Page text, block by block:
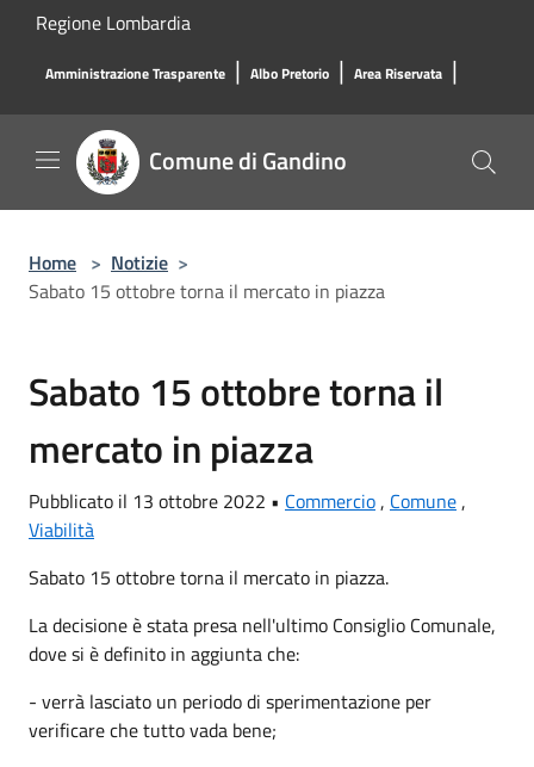
Salta al contenuto principale
Regione Lombardia
Amministrazione Trasparente | Albo Pretorio | Area Riservata |
Comune di Gandino
Home > Notizie >
Sabato 15 ottobre torna il mercato in piazza
Sabato 15 ottobre torna il
mercato in piazza
Pubblicato il 13 ottobre 2022 • Commercio, Comune,
Viabilità
Sabato 15 ottobre torna il mercato in piazza.
La decisione è stata presa nell'ultimo Consiglio Comunale,
dove si è definito in aggiunta che:
- verrà lasciato un periodo di sperimentazione per
verificare che tutto vada bene;